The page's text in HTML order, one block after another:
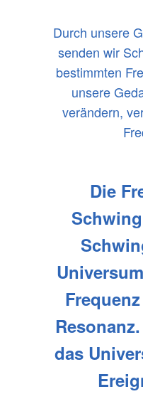
Durch unsere
senden wir
bestimmten
unsere
verändern,
Die
das